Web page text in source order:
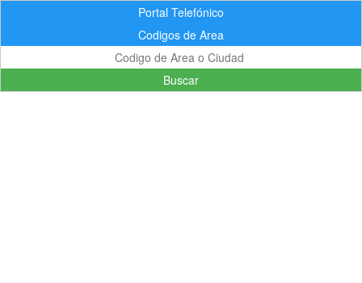
Portal Telefónico
Codigos de Area
Buscar